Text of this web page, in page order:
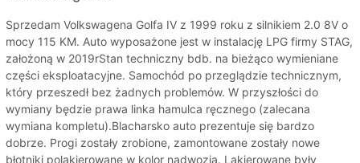
Sprzedam Volkswagena Golfa IV z 1999 roku z silnikiem 2.0 8V o
mocy 115 KM. Auto wyposażone jest w instalację LPG firmy STAG,
założoną w 2019rStan techniczny bdb. na bieżąco wymieniane
części eksploatacyjne. Samochód po przeglądzie technicznym,
który przeszedł bez żadnych problemów. W przyszłości do
wymiany będzie prawa linka hamulca ręcznego (zalecana
wymiana kompletu).Blacharsko auto prezentuje się bardzo
dobrze. Progi zostały zrobione, zamontowane zostały nowe
błotniki polakierowane w kolor nadwozia. Lakierowane były